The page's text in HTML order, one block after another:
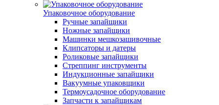
Упаковочное оборудование
Ручные запайщики
Ножные запайщики
Машинки мешкозашивочные
Клипсаторы и датеры
Роликовые запайщики
Стреппинг инструменты
Индукционные запайщики
Вакуумные упаковщики
Термоусадочное оборудование
Запчасти к запайщикам